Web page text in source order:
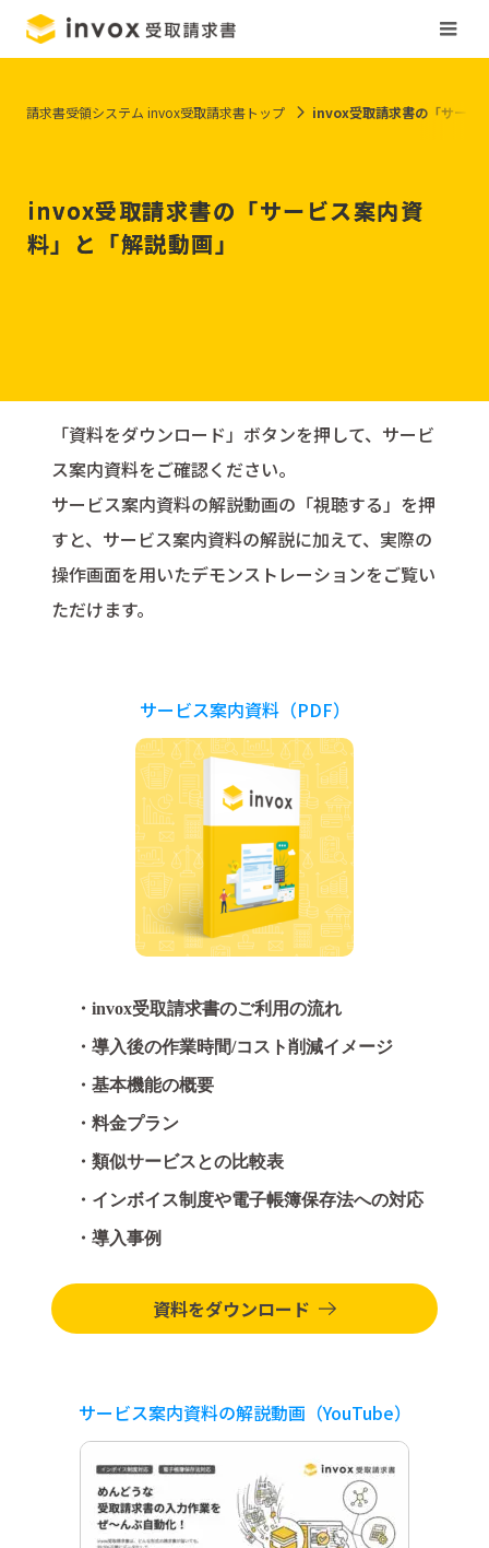
invox受取請求書の「サービス案内資
料」と「解説動画」
請求書受領システム invox受取請求書トップ invox受取請求書の「サービ
「資料をダウンロード」ボタンを押して、サービ
ス案内資料をご確認ください。
サービス案内資料の解説動画の「視聴する」を押
すと、サービス案内資料の解説に加えて、実際の
操作画面を用いたデモンストレーションをご覧い
ただけます。
サービス案内資料（PDF）
・invox受取請求書のご利用の流れ
・導入後の作業時間/コスト削減イメージ
・基本機能の概要
・料金プラン
・類似サービスとの比較表
・インボイス制度や電子帳簿保存法への対応
・導入事例
資料をダウンロード
サービス案内資料の解説動画（YouTube）